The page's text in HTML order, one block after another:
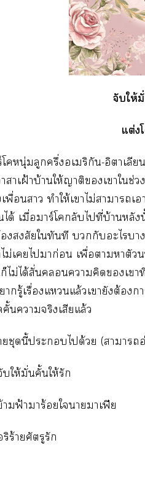
จับให้
แต่ง
โหนุ่มลูกครึ่งอเมริกัน-อิาเลี
าเฝ้าบ้านให้ญาติเาใช่วง
พื่อนา ทำให้เาไม่าา
ด้ เมื่อมาร์โลับไที่บ้านหลั
สงสัยใทันที กับะไา
ม่เไมาก่อน เพื่อาาตั
ม่ได้สั่นาคิดเา
รู้เรื่องแแล้วเายังต้อง
นาจริงเสียแล้ว
ชุดนี้ะได้วย (าา
บให้มั่นคั้นให้รัก
มฟ้ามาร้ใาาเฟีย
ร้ายศัตรูรัก